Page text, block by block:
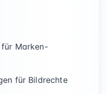
Marken-
für Bildrechte